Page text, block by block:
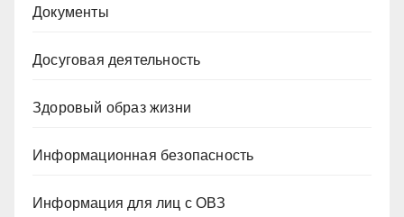
Документы
Досуговая деятельность
Здоровый образ жизни
Информационная безопасность
Информация для лиц с ОВЗ